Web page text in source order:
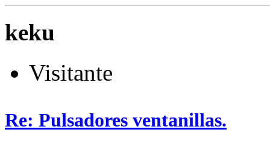
keku
Visitante
Re: Pulsadores ventanillas.